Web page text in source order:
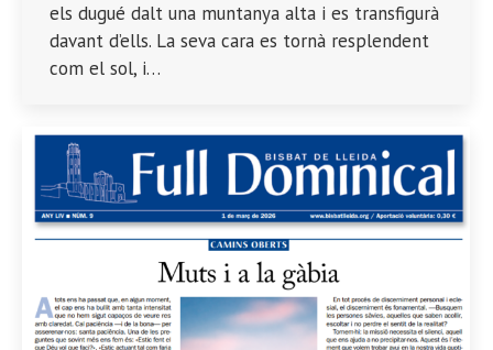
els dugué dalt una muntanya alta i es transfigurà
davant d’ells. La seva cara es tornà resplendent
com el sol, i…